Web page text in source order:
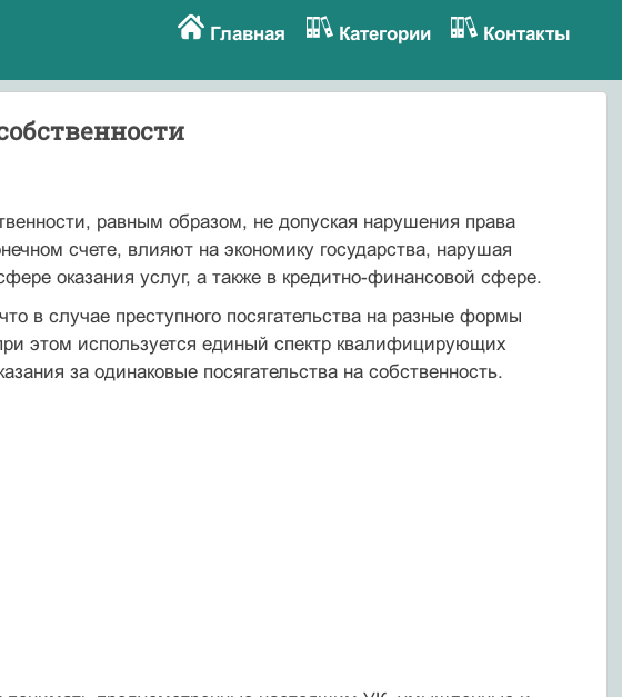
Главная Категории Контакты
равным образом, не допуская нарушения права
счете, влияют на экономику государства, нарушая
оказания услуг, а также в кредитно-финансовой сфере.
в случае преступного посягательства на разные формы
этом используется единый спектр квалифицирующих
за одинаковые посягательства на собственность.